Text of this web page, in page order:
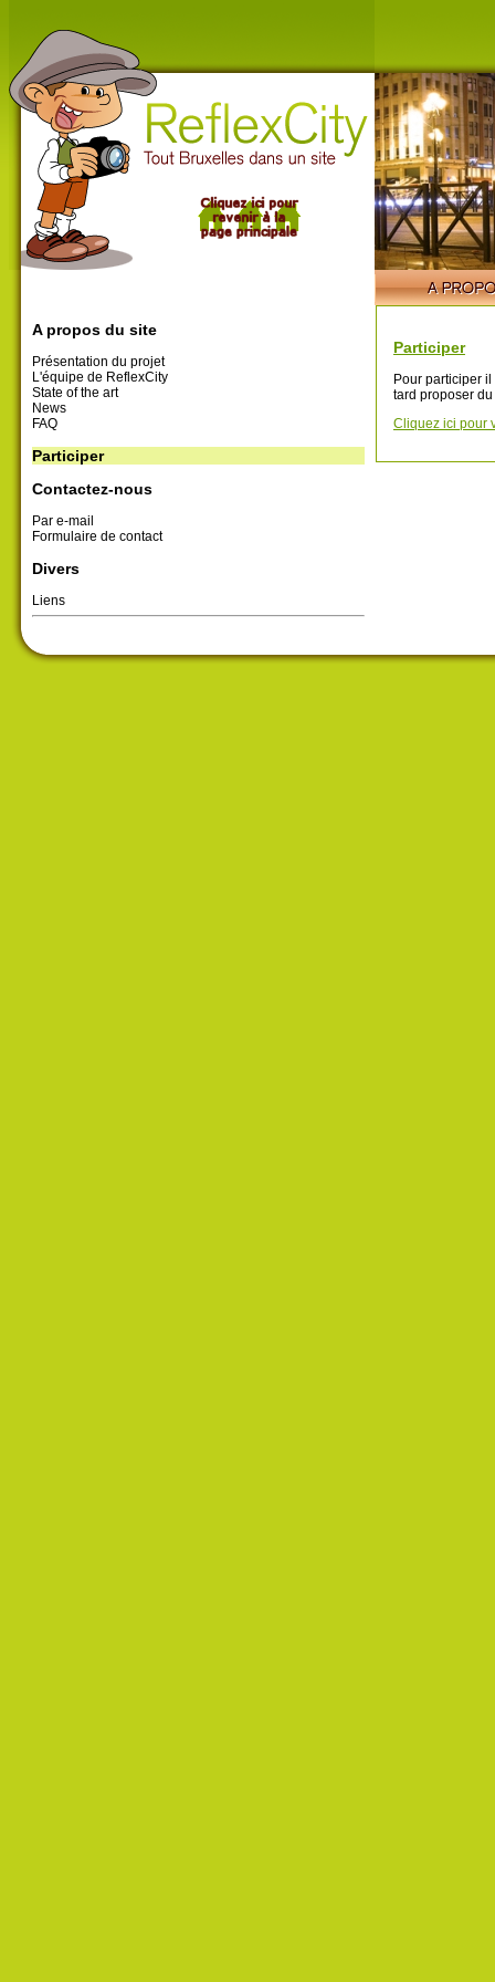
A propos du site
Présentation du projet
L'équipe de ReflexCity
State of the art
News
FAQ
Participer
Contactez-nous
Par e-mail
Formulaire de contact
Divers
Liens
Participer
Pour participer
tard proposer
Cliquez ici pour